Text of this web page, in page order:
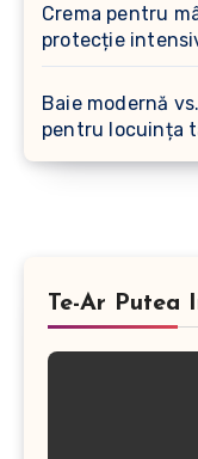
Crema pentru
protecție
Baie modernă
pentru locuința
Te-Ar Putea